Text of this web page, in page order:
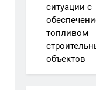
ситуации с
топливом
объектов